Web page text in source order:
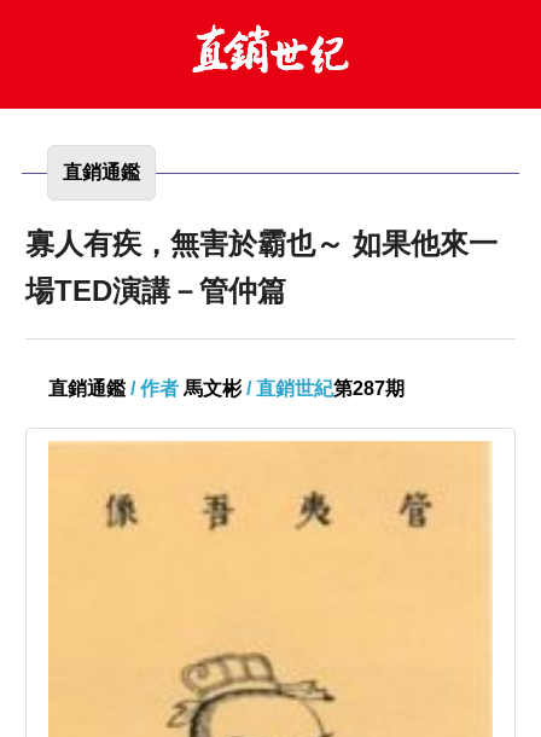
直銷通鑑
寡人有疾，無害於霸也～ 如果他來一
場TED演講－管仲篇
直銷通鑑 / 作者 馬文彬 / 直銷世紀第287期